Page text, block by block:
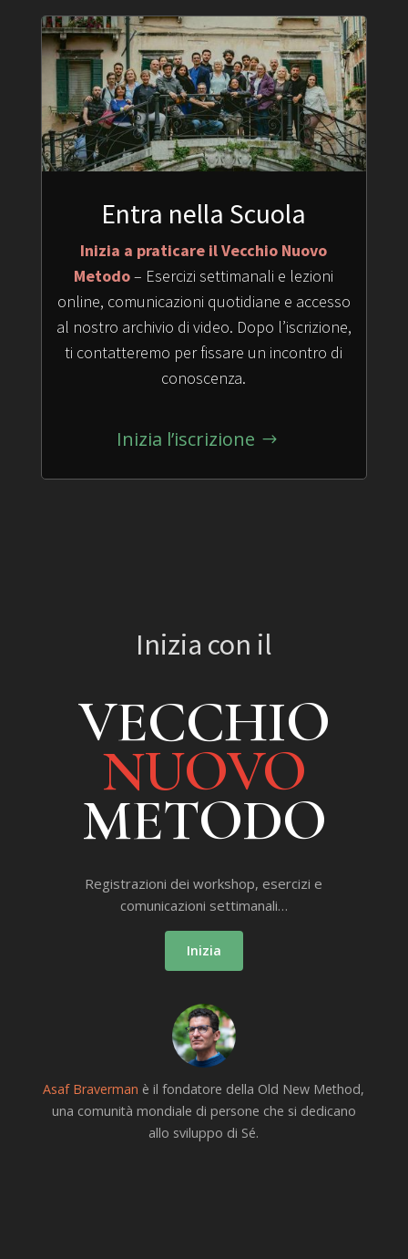
Entra nella Scuola
Inizia a praticare il Vecchio Nuovo
Metodo– Esercizi settimanali e lezioni
online, comunicazioni quotidiane e accesso
al nostro archivio di video. Dopo l’iscrizione,
ti contatteremo per fissare un incontro di
conoscenza.
Inizia l’iscrizione
Inizia con il
VECCHIO
NUOVO
METODO
Registrazioni dei workshop, esercizi e
comunicazioni settimanali…
Inizia
Asaf Braverman è il fondatore della Old New Method,
una comunità mondiale di persone che si dedicano
allo sviluppo di Sé.